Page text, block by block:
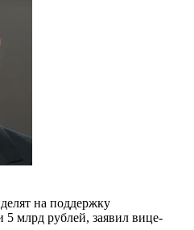
на поддержку
5 млрд рублей, заявил вице-